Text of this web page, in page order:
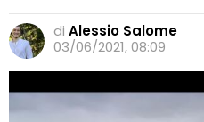
di Alessio Salome
03/06/2021, 08:09